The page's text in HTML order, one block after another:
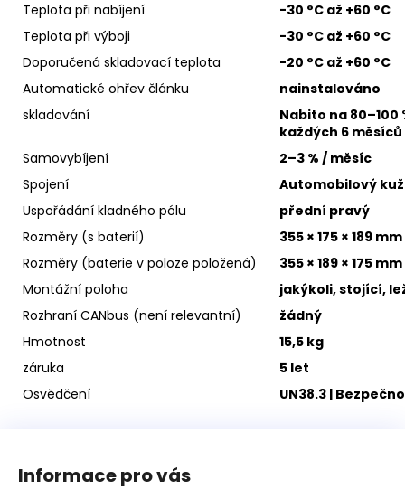
Teplota při nabíjení
-30 °C až +60 °C
Teplota při výboji
-30 °C až +60 °C
Doporučená skladovací teplota
-20 °C až +60 °C
Automatické ohřev článku
nainstalováno
skladování
Nabito na
každých 6 měsíců
Samovybíjení
2–3 % / měsíc
Spojení
Automobilový
Uspořádání kladného pólu
přední pravý
Rozměry (s baterií)
355 × 175 × 189 mm
Rozměry (baterie v poloze položená)
355 × 189 × 175 mm
Montážní poloha
jakýkoli, stojící,
Rozhraní CANbus (není relevantní)
žádný
Hmotnost
15,5 kg
záruka
5 let
Osvědčení
UN38.3 |
Informace pro vás